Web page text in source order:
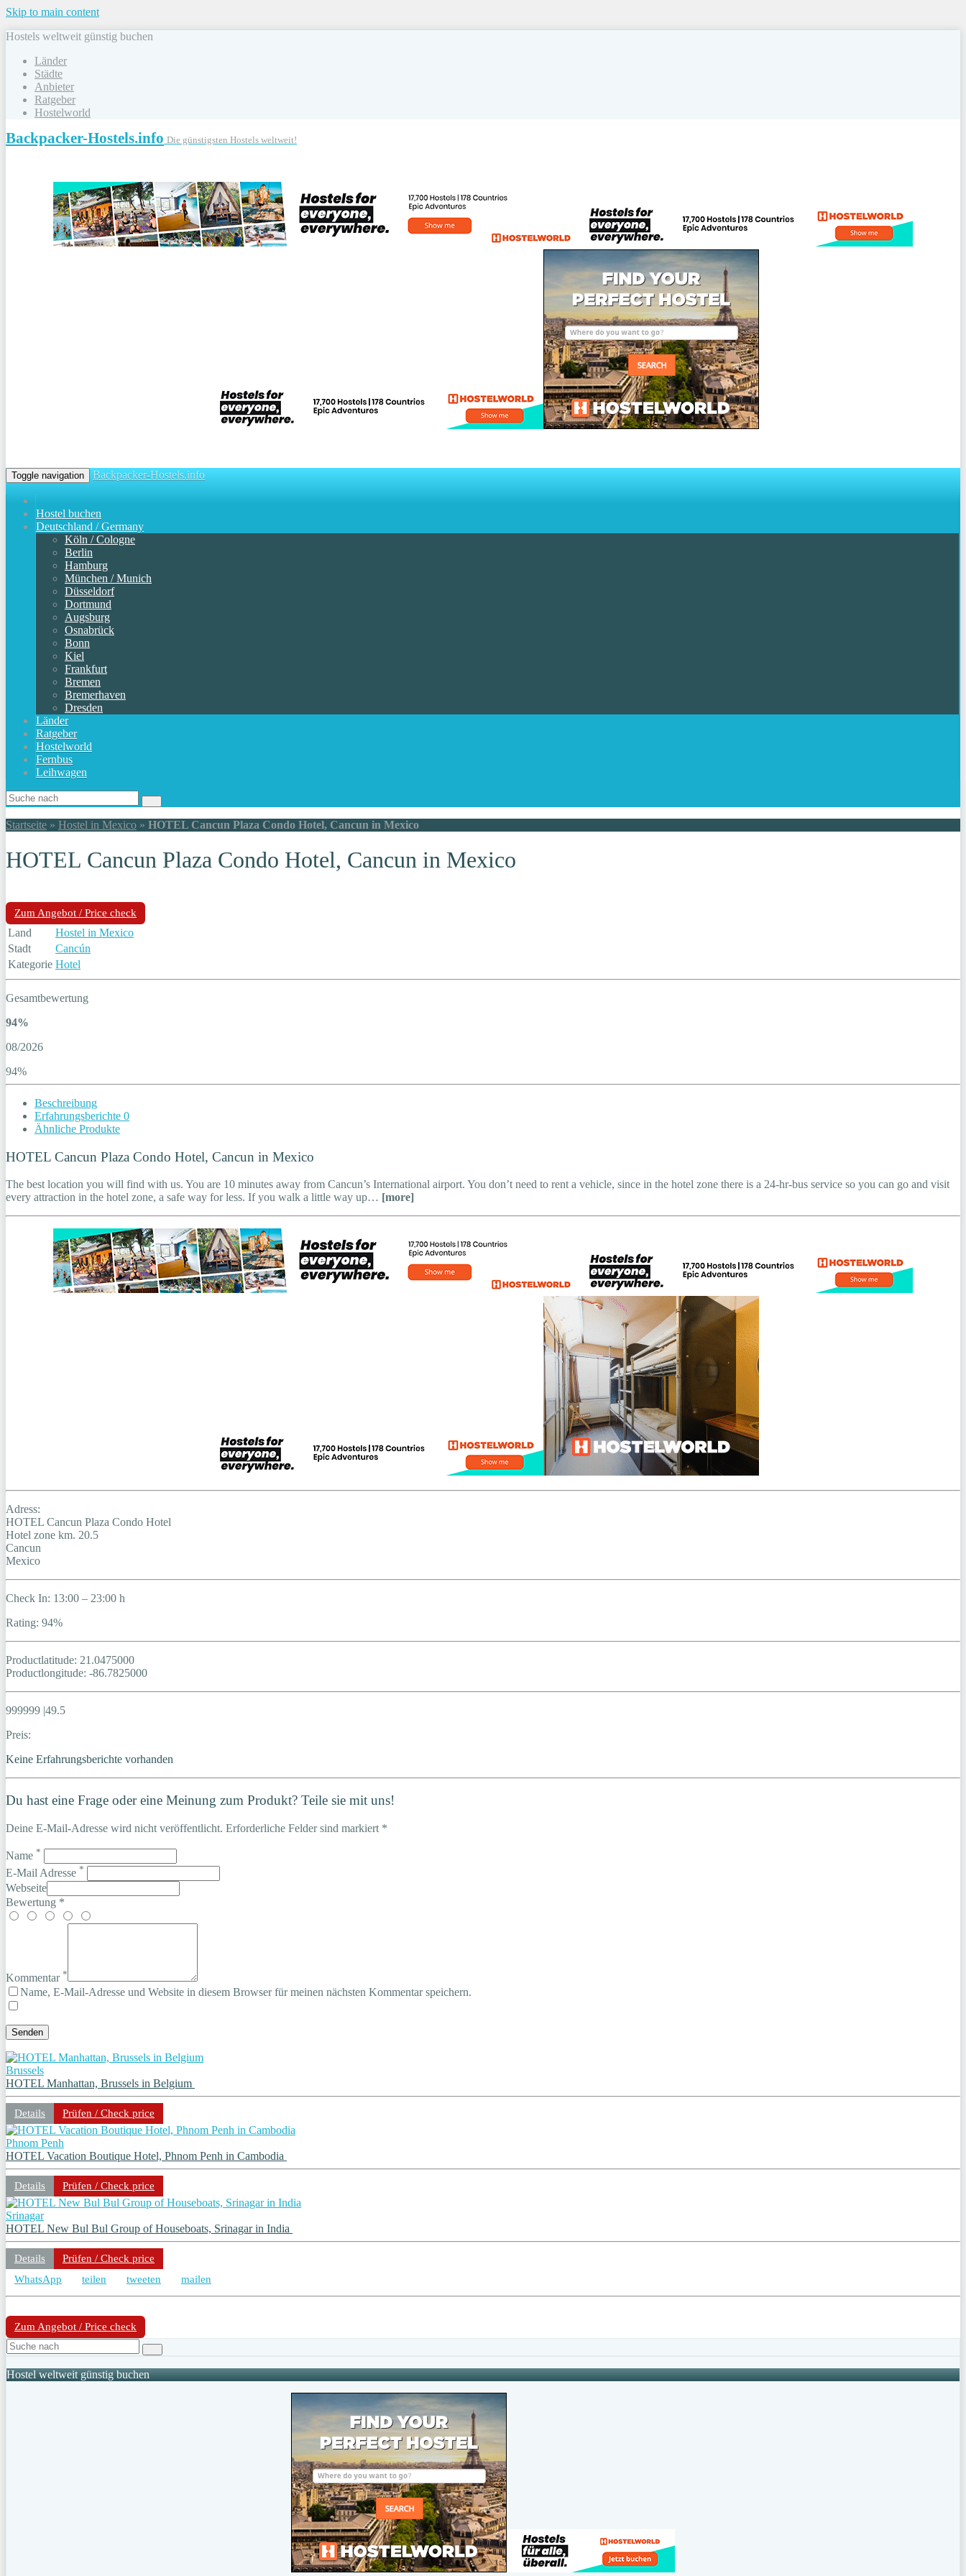
Skip to main content
Hostels weltweit günstig buchen
Länder
Städte
Anbieter
Ratgeber
Hostelworld
Backpacker-Hostels.info Die günstigsten Hostels weltweit!
Toggle navigation Backpacker-Hostels.info
Hostel buchen
Deutschland / Germany
Köln / Cologne
Berlin
Hamburg
München / Munich
Düsseldorf
Dortmund
Augsburg
Osnabrück
Bonn
Kiel
Frankfurt
Bremen
Bremerhaven
Dresden
Länder
Ratgeber
Hostelworld
Fernbus
Leihwagen
Startseite » Hostel in Mexico » HOTEL Cancun Plaza Condo Hotel, Cancun in Mexico
HOTEL Cancun Plaza Condo Hotel, Cancun in Mexico
Zum Angebot / Price check
Land
Hostel in Mexico
Stadt
Cancún
Kategorie Hotel
Gesamtbewertung
94%
08/2026
94%
Beschreibung
Erfahrungsberichte 0
Ähnliche Produkte
HOTEL Cancun Plaza Condo Hotel, Cancun in Mexico
The best location you will find with us. You are 10 minutes away from Cancun’s International airport. You don’t need to rent a vehicle, since in the hotel zone there is a 24-hr-bus service so you can go and visit
every attraction in the hotel zone, a safe way for less. If you walk a little way up… [more]
Adress:
HOTEL Cancun Plaza Condo Hotel
Hotel zone km. 20.5
Cancun
Mexico
Check In: 13:00 – 23:00 h
Rating: 94%
Productlatitude: 21.0475000
Productlongitude: -86.7825000
999999 |49.5
Preis:
Keine Erfahrungsberichte vorhanden
Du hast eine Frage oder eine Meinung zum Produkt? Teile sie mit uns!
Deine E-Mail-Adresse wird nicht veröffentlicht. Erforderliche Felder sind markiert *
Name *
E-Mail Adresse *
Webseite
Bewertung *
Kommentar *
Name, E-Mail-Adresse und Website in diesem Browser für meinen nächsten Kommentar speichern.
Brussels
HOTEL Manhattan, Brussels in Belgium
Details Prüfen / Check price
Phnom Penh
HOTEL Vacation Boutique Hotel, Phnom Penh in Cambodia
Details Prüfen / Check price
Srinagar
HOTEL New Bul Bul Group of Houseboats, Srinagar in India
Details
Prüfen / Check price
WhatsApp
teilen tweeten mailen
Zum Angebot / Price check
Hostel weltweit günstig buchen